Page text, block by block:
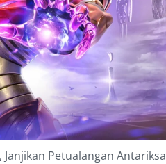
Petualangan Antariksa